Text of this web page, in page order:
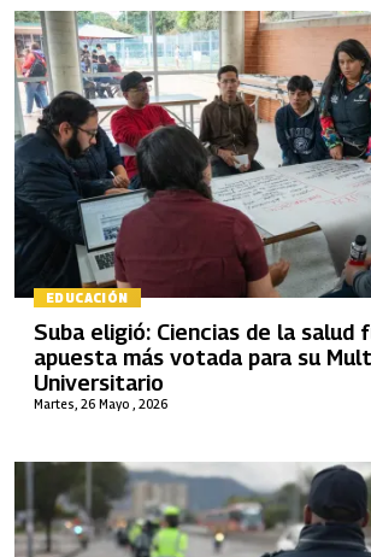
EDUCACIÓN
Martes, 26 Mayo , 2026
Suba eligió: Ciencias de la salud
apuesta más votada para su
Universitario